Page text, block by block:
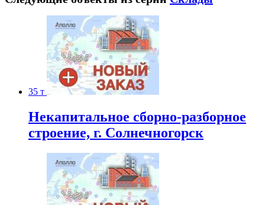
35 т
Некапитальное сборно-разборное
строение, г. Солнечногорск